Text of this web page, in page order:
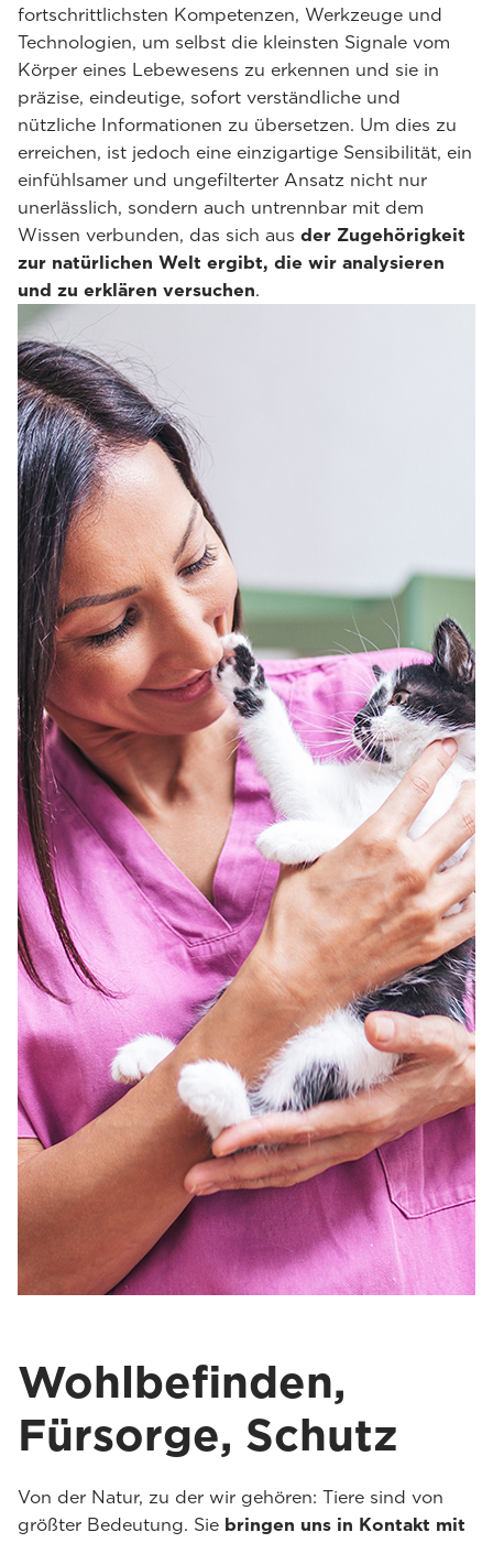
fortschrittlichsten Kompetenzen, Werkzeuge und
Technologien, um selbst die kleinsten Signale vom
Körper eines Lebewesens zu erkennen und sie in
präzise, eindeutige, sofort verständliche und
nützliche Informationen zu übersetzen. Um dies zu
erreichen, ist jedoch eine einzigartige Sensibilität, ein
einfühlsamer und ungefilterter Ansatz nicht nur
unerlässlich, sondern auch untrennbar mit dem
Wissen verbunden, das sich aus der Zugehörigkeit
zur natürlichen Welt ergibt, die wir analysieren
und zu erklären versuchen.
Wohlbefinden,
Fürsorge, Schutz
Von der Natur, zu der wir gehören: Tiere sind von
größter Bedeutung. Sie bringen uns in Kontakt mit